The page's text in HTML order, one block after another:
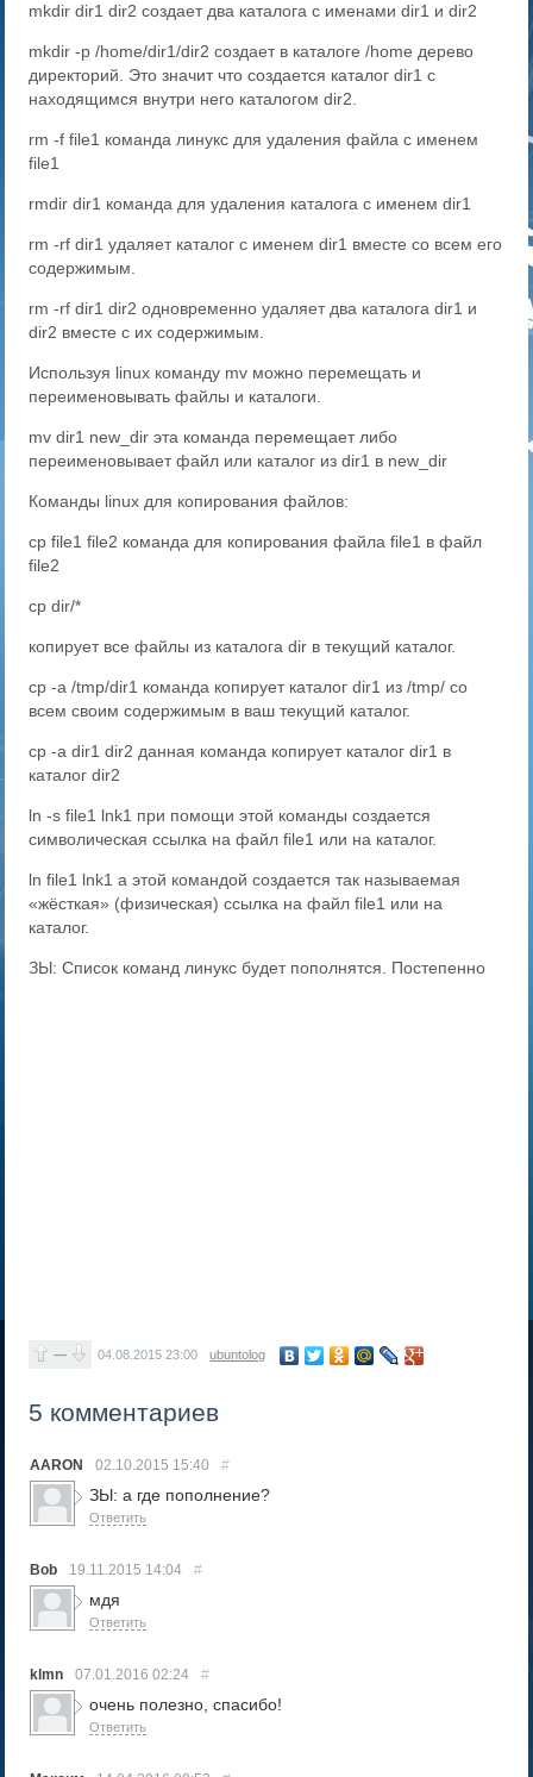
mkdir dir1 dir2 создает два каталога с именами dir1 и dir2
mkdir -p /home/dir1/dir2 создает в каталоге /home дерево
директорий. Это значит что создается каталог dir1 с
находящимся внутри него каталогом dir2.
rm -f file1 команда линукс для удаления файла с именем
file1
rmdir dir1 команда для удаления каталога с именем dir1
rm -rf dir1 удаляет каталог с именем dir1 вместе со всем его
содержимым.
rm -rf dir1 dir2 одновременно удаляет два каталога dir1 и
dir2 вместе с их содержимым.
Используя linux команду mv можно перемещать и
переименовывать файлы и каталоги.
mv dir1 new_dir эта команда перемещает либо
переименовывает файл или каталог из dir1 в new_dir
Команды linux для копирования файлов:
cp file1 file2 команда для копирования файла file1 в файл
file2
cp dir/*
копирует все файлы из каталога dir в текущий каталог.
cp -a /tmp/dir1 команда копирует каталог dir1 из /tmp/ со
всем своим содержимым в ваш текущий каталог.
cp -a dir1 dir2 данная команда копирует каталог dir1 в
каталог dir2
ln -s file1 lnk1 при помощи этой команды создается
символическая ссылка на файл file1 или на каталог.
ln file1 lnk1 а этой командой создается так называемая
«жёсткая» (физическая) ссылка на файл file1 или на
каталог.
ЗЫ: Список команд линукс будет пополнятся. Постепенно
— 04.08.201523:00 ubuntolog
5 комментариев
AARON 02.10.2015 15:40 #
ЗЫ: а где пополнение?
Ответить
Bob 19.11.2015 14:04 #
мдя
Ответить
klmn 07.01.201602:24 #
очень полезно, спасибо!
Ответить